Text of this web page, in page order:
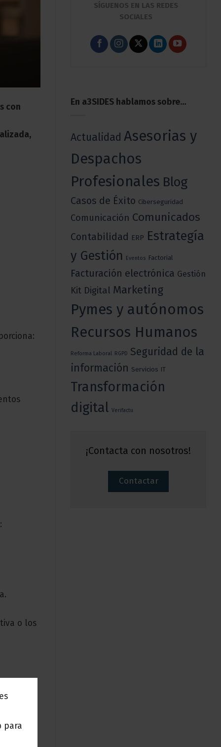
con
o los
SÍGUENOS EN LAS REDES
SOCIALES
En a3SIDES hablamos sobre…
Actualidad Asesorias y
Despachos
Profesionales Blog
Casos de Éxito Ciberseguridad
Comunicación Comunicados
Contabilidad ERP Estrategía
y Gestión
Eventos Factorial
Facturación electrónica Gestión
Kit Digital Marketing
Pymes y autónomos
Recursos Humanos
Reforma Laboral RGPD Seguridad de la
información Servicios IT
Transformación
digital Verifactu
¡Contacta con nosotros!
Contactar
para